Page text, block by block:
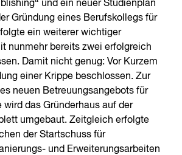
und ein neuer Studienplan
Gründung eines Berufskollegs für
ein weiterer wichtiger
nunmehr bereits zwei erfolgreich
Damit nicht genug: Vor Kurzem
einer Krippe beschlossen. Zur
neuen Betreuungsangebots für
wird das Gründerhaus auf der
umgebaut. Zeitgleich erfolgte
der Startschuss für
und Erweiterungsarbeiten